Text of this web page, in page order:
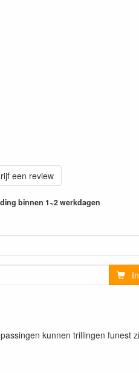
een review
binnen 1~2 werkdagen
kunnen trillingen funest